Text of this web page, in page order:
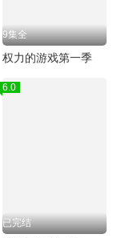
9集全
权力的游戏第一季
6.0
已完结